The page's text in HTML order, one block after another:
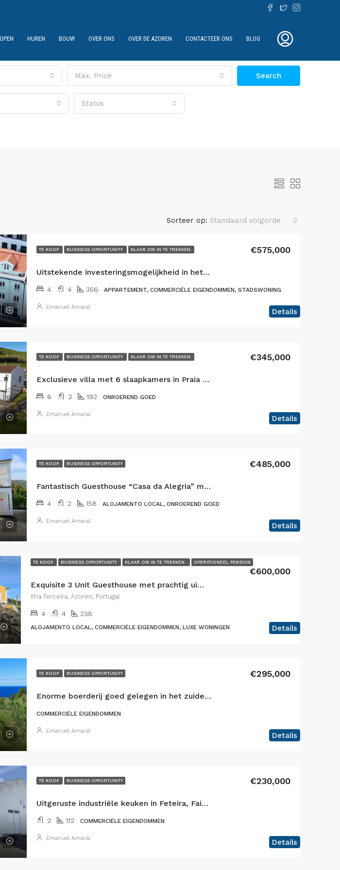
HUREN BOUW OVER ONS OVER DE AZOREN CONTACTEER ONS BLOG
Max. Price Search
Status
Sorteer op: Standaard volgorde
TE KOOP BUSINESS OPPORTUNITY KLAAR OM IN TE TREKKEN.
Uitstekende investeringsmogelijkheid in het hart van Horta, eiland Faial 🌟
€575,000
4 4 356 APPARTEMENT, COMMERCIËLE EIGENDOMMEN, STADSWONING
Details
Emanuel Amaral
TE KOOP BUSINESS OPPORTUNITY KLAAR OM IN TE TREKKEN.
Exclusieve villa met 6 slaapkamers in Praia do Almoxarife, die een uitzonderlijke combinatie biedt van een levensstijl aan de kust, uitzicht op de bergen en een bewezen potentieel voor inkomsten uit toerisme.
€345,000
6 3 192 ONROEREND GOED
Details
Emanuel Amaral
TE KOOP BUSINESS OPPORTUNITY
Fantastisch Guesthouse “Casa da Alegria” met prachtig uitzicht gelegen in Varadouro, Faial Eiland
€485,000
4 2 158 ALOJAMENTO LOCAL, ONROEREND GOED
Details
Emanuel Amaral
TE KOOP BUSINESS OPPORTUNITY KLAAR OM IN TE TREKKEN. OPERATIONEEL PENSION
Exquisite 3 Unit Guesthouse met prachtig uitzicht gelegen in Lajes, eiland Terceira
€600,000
Ilha Terceira, Azoren, Portugal
4 4 238
ALOJAMENTO LOCAL, COMMERCIËLE EIGENDOMMEN, LUXE WONINGEN Details
TE KOOP BUSINESS OPPORTUNITY
Enorme boerderij goed gelegen in het zuiden van het eiland Faial
€295,000
COMMERCIËLE EIGENDOMMEN
Details
Emanuel Amaral
TE KOOP BUSINESS OPPORTUNITY
Uitgeruste industriële keuken in Feteira, Faial Eiland
€230,000
2 112 COMMERCIËLE EIGENDOMMEN
Details
Emanuel Amaral